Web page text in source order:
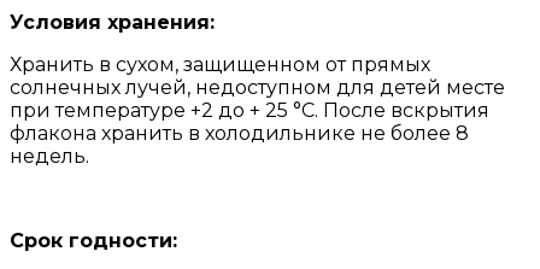
Условия хранения:
Хранить в сухом, защищенном от прямых
солнечных лучей, недоступном для детей месте
при температуре +2 до + 25 °С. После вскрытия
флакона хранить в холодильнике не более 8
недель.
Срок годности: